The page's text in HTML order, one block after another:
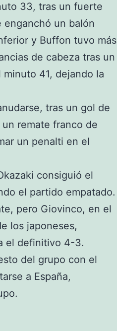
33, tras un fuerte
enganchó un balón
y Buffon tuvo más
de cabeza tras un
41, dejando la
tras un gol de
remate franco de
un penalti en el
consiguió el
el partido empatado.
pero Giovinco, en el
los japoneses,
el definitivo 4-3.
del grupo con el
a España,